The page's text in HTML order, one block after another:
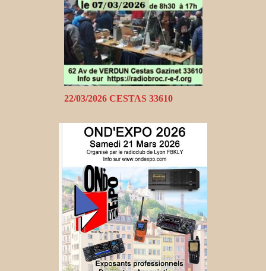
22/03/2026 CESTAS 33610